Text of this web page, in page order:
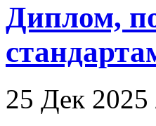
Диплом,
25 Дек